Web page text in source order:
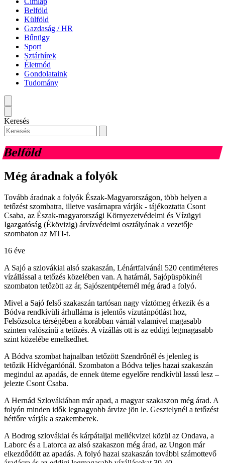
Belföld
Külföld
Gazdaság / HR
Bűnügy
Sport
Sztárhírek
Életmód
Gondolataink
Tudomány
Keresés
Belföld
Még áradnak a folyók
Tovább áradnak a folyók Észak-Magyarországon, több helyen a
tetőzést szombatra, illetve vasárnapra várják - tájékoztatta Csont
Csaba, az Észak-magyarországi Környezetvédelmi és Vízügyi
Igazgatóság (Ékövizig) árvízvédelmi osztályának a vezetője
szombaton az MTI-t.
16 éve
A Sajó a szlovákiai alsó szakaszán, Lénártfalvánál 520 centiméteres
vízállással a tetőzés közelében van. A határnál, Sajópüspökinél
szombaton tetőzött az ár, Sajószentpéternél még árad a folyó.
Mivel a Sajó felső szakaszán tartósan nagy víztömeg érkezik és a
Bódva rendkívüli árhulláma is jelentős vízutánpótlást hoz,
Felsőzsolca térségében a korábban várnál valamivel magasabb
szinten valószínű a tetőzés. A vízállás ott is az eddigi legmagasabb
szint közelébe emelkedhet.
A Bódva szombat hajnalban tetőzött Szendrőnél és jelenleg is
tetőzik Hídvégardónál. Szombaton a Bódva teljes hazai szakaszán
megindul az apadás, de ennek üteme egyelőre rendkívül lassú lesz –
jelezte Csont Csaba.
A Hernád Szlovákiában már apad, a magyar szakaszon még árad. A
folyón minden idők legnagyobb árvize jön le. Gesztelynél a tetőzést
hétfőre várják a szakemberek.
A Bodrog szlovákiai és kárpátaljai mellékvizei közül az Ondava, a
Laborc és a Latorca az alsó szakaszon még árad, az Ungon már
elkezdődött az apadás. A folyó hazai szakaszán további számottevő